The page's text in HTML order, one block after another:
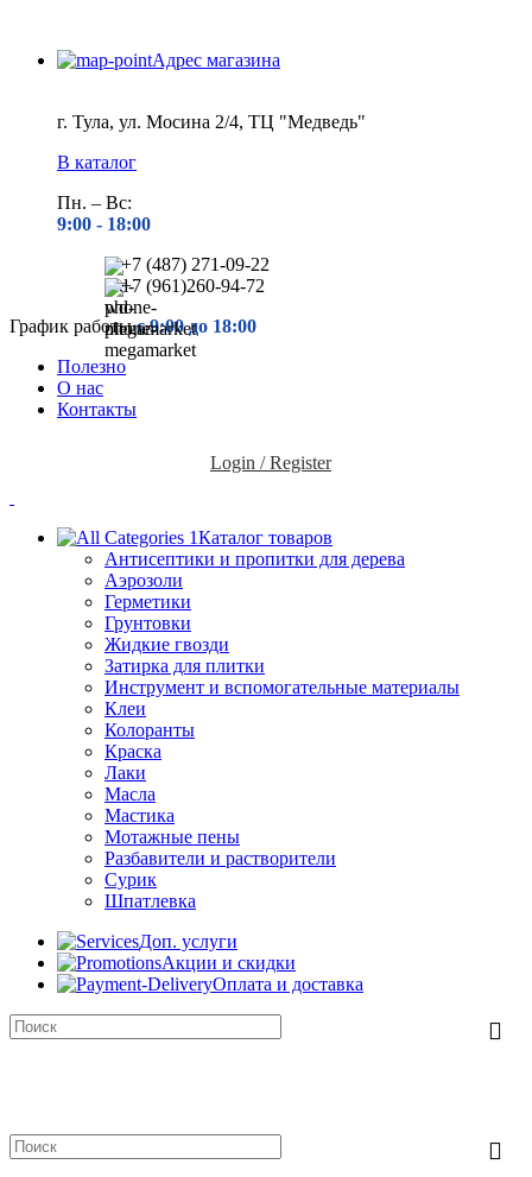
Адрес магазина
г. Тула, ул. Мосина 2/4, ТЦ "Медведь"
В каталог
Пн. – Вс:
9:00 - 18:00
+7 (487) 271-09-22
+7 (961)260-94-72
График работыс 9:00 до 18:00
Полезно
О нас
Контакты
Login / Register
Каталог товаров
Антисептики и пропитки для дерева
Аэрозоли
Герметики
Грунтовки
Жидкие гвозди
Затирка для плитки
Инструмент и вспомогательные материалы
Клеи
Колоранты
Краска
Лаки
Масла
Мастика
Мотажные пены
Разбавители и растворители
Сурик
Шпатлевка
Доп. услуги
Акции и скидки
Оплата и доставка